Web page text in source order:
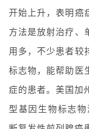
开始上升，表明癌
方法是放射治疗、
用多，不少患者较
标志物，能帮助医
症的患者。美国加
型基因生物标志